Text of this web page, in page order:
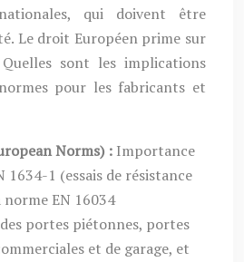
qui doivent être
Le droit Européen prime sur
sont les implications
pour les fabricants et
Norms) : Importance
1634-1 (essais de résistance
norme EN 16034
portes piétonnes, portes
et de garage, et